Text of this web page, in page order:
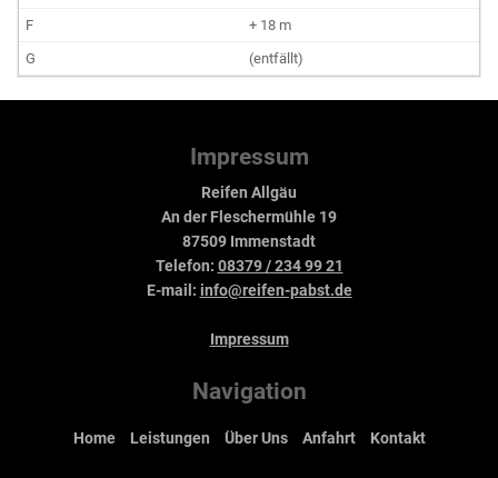
+ 18 m
(entfällt)
Impressum
Reifen Allgäu
An der Fleschermühle 19
87509 Immenstadt
Telefon: 08379 / 234 99 21
E-mail: info@reifen-pabst.de
Impressum
Navigation
Home Leistungen Über Uns Anfahrt Kontakt